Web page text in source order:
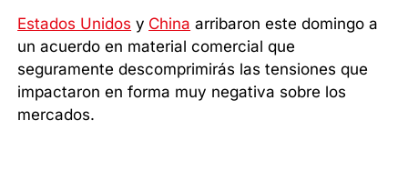
Estados Unidos y China arribaron este domingo a
un acuerdo en material comercial que
seguramente descomprimirás las tensiones que
impactaron en forma muy negativa sobre los
mercados.